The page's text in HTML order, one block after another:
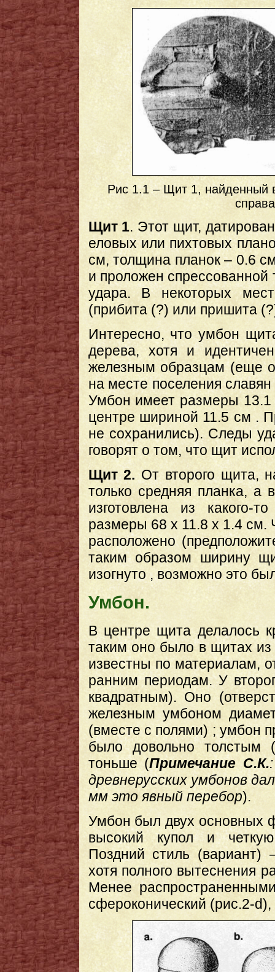
Рис 1.1 – Щит 1, найденный
Щит 1. Этот щит,
еловых или пихтовых
см, толщина планок – 0.6
и проложен спрессованной
удара. В некоторых
(прибита (?) или пришита
Интересно, что умбон
дерева, хотя и
железным образцам (еще
на месте поселения
Умбон имеет размеры 13.1
центре шириной 11.5 см .
не сохранились). Следы
говорят о том, что щит
Щит 2.От второго щита,
только средняя планка, а
изготовлена из
размеры 68 х 11.8 х 1.4 см.
расположено
таким образом ширину
изогнуто , возможно это
Умбон.
В центре щита делалось
таким оно было в щитах
известны по материалам,
ранним периодам. У
квадратным). Оно
железным умбоном
(вместе с полями) ; умбон
было довольно
тоньше (Примечание С.К.
древнерусских умбонов
мм это явный перебор).
Умбон был двух основных
высокий купол и
Поздний стиль (вариант)
хотя полного вытеснения
Менее
сфероконический (рис.2-